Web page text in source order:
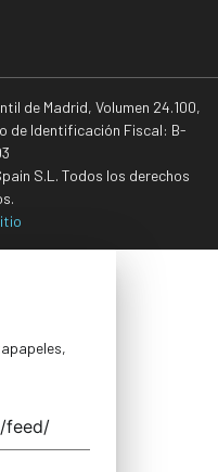
de Madrid, Volumen 24.100,
de Identificación Fiscal: B-
S.L. Todos los derechos